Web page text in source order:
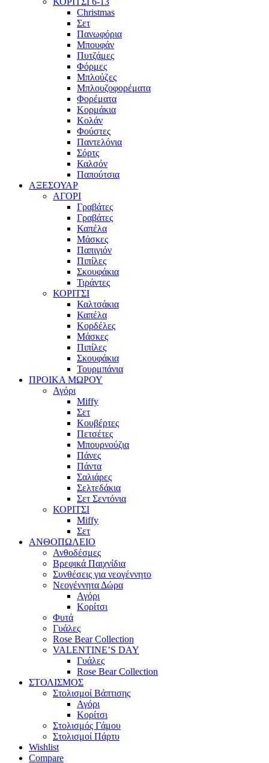
Christmas
Σετ
Πανωφόρια
Μπουφάν
Πυτζάμες
Φόρμες
Μπλούζες
Μπλουζοφορέματα
Φορέματα
Κορμάκια
Κολάν
Φούστες
Παντελόνια
Σόρτς
Καλσόν
Παπούτσια
ΑΞΕΣΟΥΑΡ
ΑΓΟΡΙ
Γραβάτες
Γραβάτες
Καπέλα
Μάσκες
Παπιγιόν
Πιπίλες
Σκουφάκια
Τιράντες
ΚΟΡΙΤΣΙ
Καλτσάκια
Καπέλα
Κορδέλες
Μάσκες
Πιπίλες
Σκουφάκια
Τουρμπάνια
ΠΡΟΙΚΑ ΜΩΡΟΥ
Αγόρι
Miffy
Σετ
Κουβέρτες
Πετσέτες
Μπουρνούζια
Πάνες
Πάντα
Σαλιάρες
Σελτεδάκια
Σετ Σεντόνια
ΚΟΡΙΤΣΙ
Miffy
Σετ
ΑΝΘΟΠΩΛΕΙΟ
Ανθοδέσμες
Βρεφικά Παιχνίδια
Συνθέσεις για νεογέννητο
Νεογέννητα Δώρα
Αγόρι
Κορίτσι
Φυτά
Γυάλες
Rose Bear Collection
VALENTINE’S DAY
Γυάλες
Rose Bear Collection
ΣΤΟΛΙΣΜΟΣ
Στολισμοί Βάπτισης
Αγόρι
Κορίτσι
Στολισμός Γάμου
Στολισμοί Πάρτυ
Wishlist
Compare